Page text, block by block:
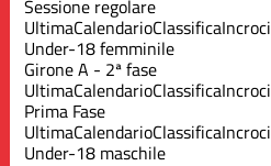
Sessione regolare
UltimaCalendarioClassificaIncroci
Under-18 femminile
Girone A - 2ª fase
UltimaCalendarioClassificaIncroci
Prima Fase
UltimaCalendarioClassificaIncroci
Under-18 maschile